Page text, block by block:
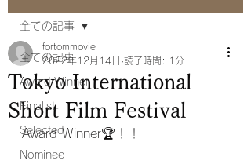
全ての記事
Award Winner
Finalist
Selected
Nominee
全ての記事
Tokyo International
Short Film Festival
fortommovie
2022年12月14日 読了時間: 1分
Award Winner🏆！！